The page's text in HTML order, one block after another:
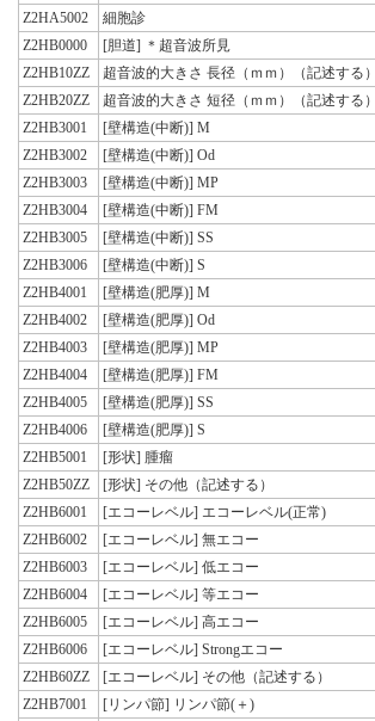
Z2HA5002
細胞診
Z2HB0000
[胆道] ＊超音波所見
Z2HB10ZZ
超音波的大きさ 長径（ｍｍ）（記述する）
Z2HB20ZZ
超音波的大きさ 短径（ｍｍ）（記述する）
Z2HB3001
[壁構造(中断)] M
Z2HB3002
[壁構造(中断)] Od
Z2HB3003
[壁構造(中断)] MP
Z2HB3004
[壁構造(中断)] FM
Z2HB3005
[壁構造(中断)] SS
Z2HB3006
[壁構造(中断)] S
Z2HB4001
[壁構造(肥厚)] M
Z2HB4002
[壁構造(肥厚)] Od
Z2HB4003
[壁構造(肥厚)] MP
Z2HB4004
[壁構造(肥厚)] FM
Z2HB4005
[壁構造(肥厚)] SS
Z2HB4006
[壁構造(肥厚)] S
Z2HB5001
[形状] 腫瘤
Z2HB50ZZ
[形状] その他（記述する）
Z2HB6001
[エコーレベル] エコーレベル(正常)
Z2HB6002
[エコーレベル] 無エコー
Z2HB6003
[エコーレベル] 低エコー
Z2HB6004
[エコーレベル] 等エコー
Z2HB6005
[エコーレベル] 高エコー
Z2HB6006
[エコーレベル] Strongエコー
Z2HB60ZZ
[エコーレベル] その他（記述する）
Z2HB7001
[リンパ節] リンパ節(＋)